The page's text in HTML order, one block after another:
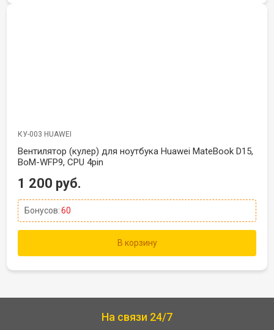
КУ-003 HUAWEI
Вентилятор (кулер) для ноутбука Huawei MateBook D15,
BoM-WFP9, CPU 4pin
1 200 руб.
Бонусов:60
В корзину
На связи 24/7